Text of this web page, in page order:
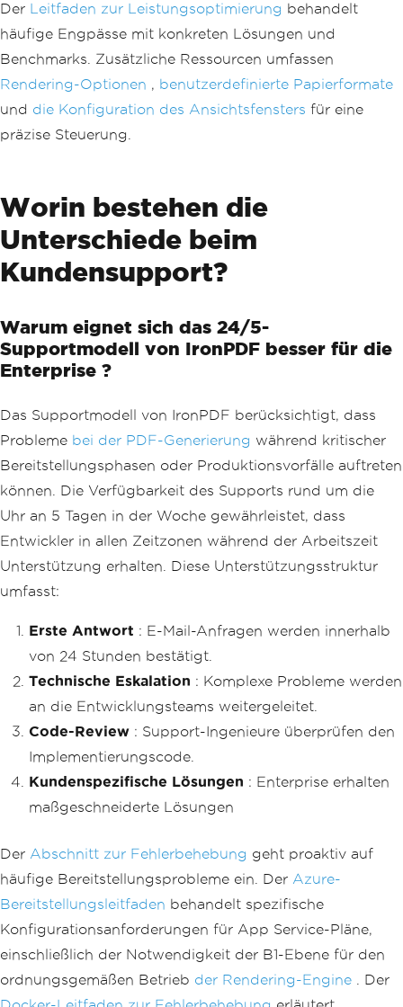
}
            <img src='logo.png' style
            <span>Confidential Documen
t</span>
</span>
        </div>"
,
};
pdf
SaveAs("document-with-headers.pd
Der Leitfaden zur Leistungsoptimierung behandelt
häufige Engpässe mit konkreten Lösungen und
Benchmarks. Zusätzliche Ressourcen umfassen
Rendering-Optionen , benutzerdefinierte Papierformate
und die Konfiguration des Ansichtsfensters für eine
präzise Steuerung.
Worin bestehen die
Unterschiede beim
Kundensupport?
Warum eignet sich das 24/5-
Supportmodell von IronPDF besser für die
Enterprise ?
Das Supportmodell von IronPDF berücksichtigt, dass
Probleme bei der PDF-Generierung während kritischer
Bereitstellungsphasen oder Produktionsvorfälle auftreten
können. Die Verfügbarkeit des Supports rund um die
Uhr an 5 Tagen in der Woche gewährleistet, dass
Entwickler in allen Zeitzonen während der Arbeitszeit
Unterstützung erhalten. Diese Unterstützungsstruktur
umfasst:
Erste Antwort : E-Mail-Anfragen werden innerhalb
von 24 Stunden bestätigt.
Technische Eskalation : Komplexe Probleme werden
an die Entwicklungsteams weitergeleitet.
Code-Review : Support-Ingenieure überprüfen den
Implementierungscode.
Kundenspezifische Lösungen : Enterprise erhalten
maßgeschneiderte Lösungen
Der Abschnitt zur Fehlerbehebung geht proaktiv auf
häufige Bereitstellungsprobleme ein. Der Azure-
Bereitstellungsleitfaden behandelt spezifische
Konfigurationsanforderungen für App Service-Pläne,
einschließlich der Notwendigkeit der B1-Ebene für den
ordnungsgemäßen Betrieb der Rendering-Engine . Der